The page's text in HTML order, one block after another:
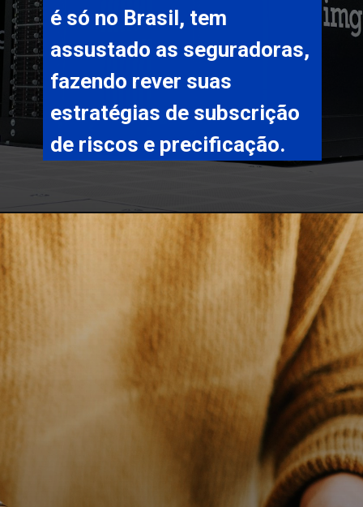
é só no Brasil, tem
assustado as seguradoras,
fazendo rever suas
estratégias de subscrição
de riscos e precificação.